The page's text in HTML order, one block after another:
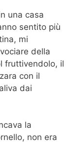
una casa
sentito più
mi
della
fruttivendolo, il
con il
dai
la
non era